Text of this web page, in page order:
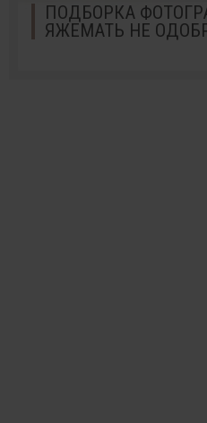
ПОДБОРКА
ЯЖЕМАТЬ НЕ